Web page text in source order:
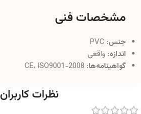
مشخصات فنی
جنس:
اندازه: واقعی
گواهینامه‌ها:
نظرات کاربران